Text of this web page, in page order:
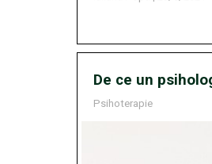
De ce un
Psihoterapie